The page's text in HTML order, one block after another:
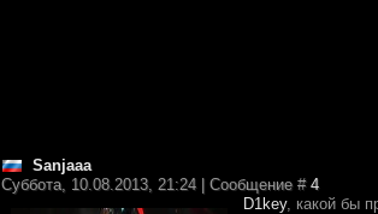
Sanjaaa
Суббота, 10.08.2013, 21:24 | Сообщение # 4
D1key, какой бы